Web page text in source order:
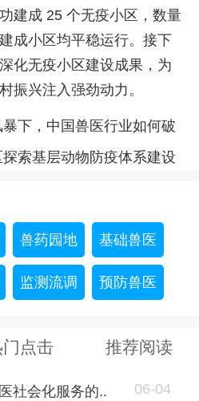
成 25 个无疫小区，数量
成小区均平稳运行。接下
化无疫小区建设成果，为
振兴注入强劲动力。
下，中国兽医行业如何破
索基层动物防疫体系建设
兽药园地 基础兽医
监测流调 预防兽医
点击 推荐阅读
社会化服务的.. 06-04